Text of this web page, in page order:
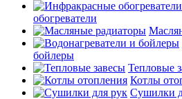
обогреватели
бойлеры
Тепловые
Котлы
Сушилки